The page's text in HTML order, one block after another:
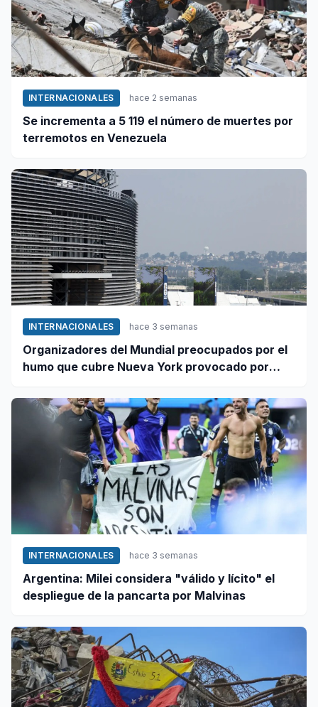
INTERNACIONALES hace 2 semanas
Se incrementa a 5 119 el número de muertes por
terremotos en Venezuela
INTERNACIONALES hace 3 semanas
Organizadores del Mundial preocupados por el
humo que cubre Nueva York provocado por
INTERNACIONALES hace 3 semanas
Argentina: Milei considera "válido y lícito" el
despliegue de la pancarta por Malvinas